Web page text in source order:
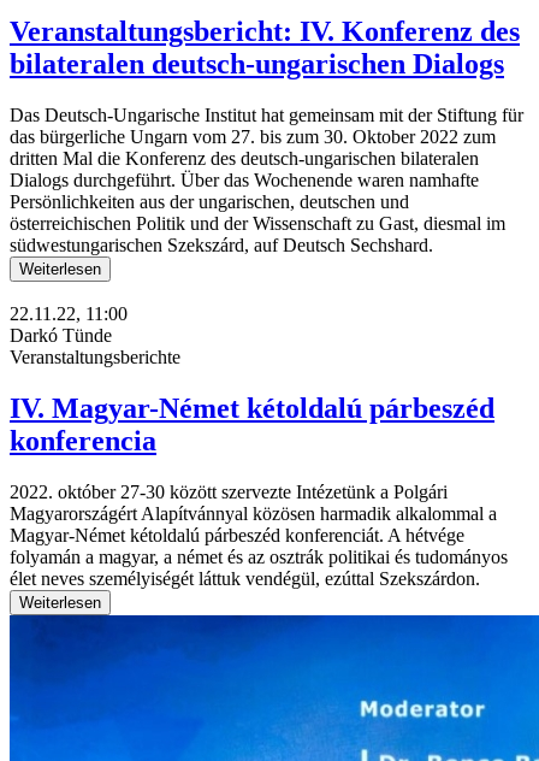
Veranstaltungsbericht: IV. Konferenz des
bilateralen deutsch-ungarischen Dialogs
Das Deutsch-Ungarische Institut hat gemeinsam mit der Stiftung für
das bürgerliche Ungarn vom 27. bis zum 30. Oktober 2022 zum
dritten Mal die Konferenz des deutsch-ungarischen bilateralen
Dialogs durchgeführt. Über das Wochenende waren namhafte
Persönlichkeiten aus der ungarischen, deutschen und
österreichischen Politik und der Wissenschaft zu Gast, diesmal im
südwestungarischen Szekszárd, auf Deutsch Sechshard.
Weiterlesen
22.11.22, 11:00
Darkó Tünde
Veranstaltungsberichte
IV. Magyar-Német kétoldalú párbeszéd
konferencia
2022. október 27-30 között szervezte Intézetünk a Polgári
Magyarországért Alapítvánnyal közösen harmadik alkalommal a
Magyar-Német kétoldalú párbeszéd konferenciát. A hétvége
folyamán a magyar, a német és az osztrák politikai és tudományos
élet neves személyiségét láttuk vendégül, ezúttal Szekszárdon.
Weiterlesen